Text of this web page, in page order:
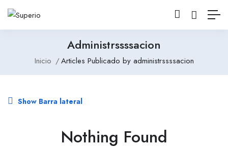
Administrssssacion
Inicio Articles Publicado by administrssssacion
Show Barra lateral
Nothing Found